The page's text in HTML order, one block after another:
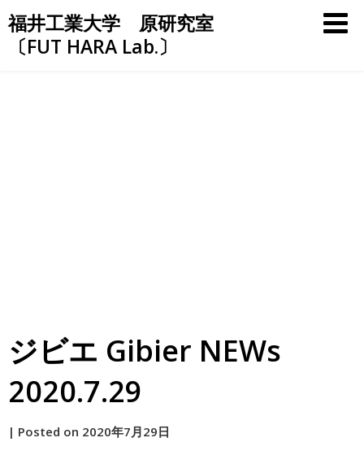
Skip
to
content
福井工業大学 原研究室
〔FUT HARA Lab.〕
ジビエ Gibier NEWs
2020.7.29
by
| Posted on 2020年7月29日